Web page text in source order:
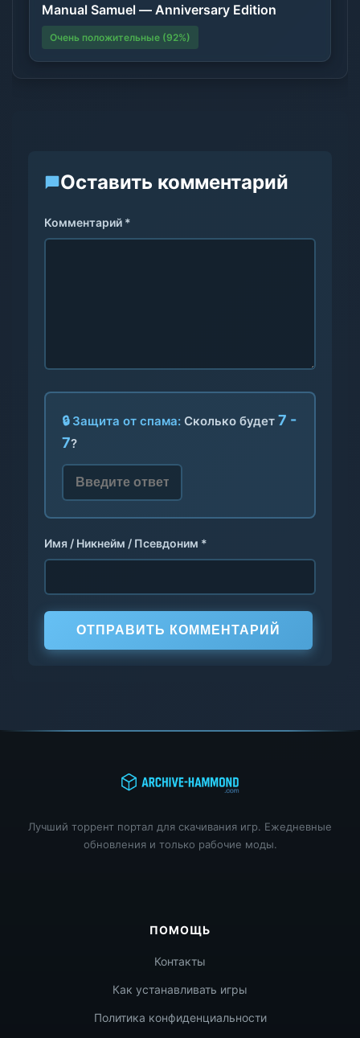
Manual Samuel — Anniversary Edition
Очень положительные (92%)
Оставить комментарий
Комментарий *
🔒 Защита от спама: Сколько будет 7 -
7?
Имя / Никнейм / Псевдоним *
ОТПРАВИТЬ КОММЕНТАРИЙ
Лучший торрент портал для скачивания игр. Ежедневные
обновления и только рабочие моды.
ПОМОЩЬ
Контакты
Как устанавливать игры
Политика конфиденциальности